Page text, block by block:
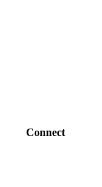
Connect